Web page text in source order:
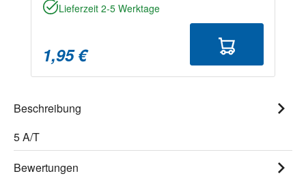
Lieferzeit 2-5 Werktage
1,95 €
Beschreibung
5 A/T
Bewertungen